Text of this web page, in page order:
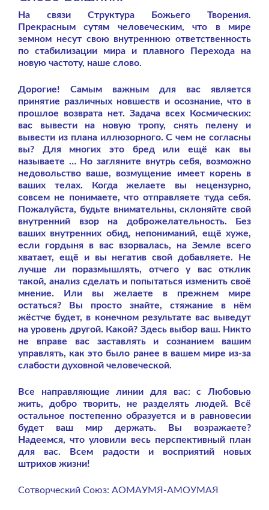
На связи Структура Божьего Творения.
Прекрасным сутям человеческим, что в мире
земном несут свою внутреннюю ответственность
по стабилизации мира и плавного Перехода на
новую частоту, наше слово.
Дорогие! Самым важным для вас является
принятие различных новшеств и осознание, что в
прошлое возврата нет. Задача всех Космических:
вас вывести на новую тропу, снять пелену и
вывести из плана иллюзорного. С чем не согласны
вы? Для многих это бред или ещё как вы
называете … Но загляните внутрь себя, возможно
недовольство ваше, возмущение имеет корень в
ваших телах. Когда желаете вы нецензурно,
совсем не понимаете, что отправляете туда себя.
Пожалуйста, будьте внимательны, склоняйте свой
внутренний взор на доброжелательность. Без
ваших внутренних обид, непониманий, ещё хуже,
если гордыня в вас взорвалась, на Земле всего
хватает, ещё и вы негатив свой добавляете. Не
лучше ли поразмышлять, отчего у вас отклик
такой, анализ сделать и попытаться изменить своё
мнение. Или вы желаете в прежнем мире
остаться? Вы просто знайте, стяжание в нём
жёстче будет, в конечном результате вас выведут
на уровень другой. Какой? Здесь выбор ваш. Никто
не вправе вас заставлять и сознанием вашим
управлять, как это было ранее в вашем мире из-за
слабости духовной человеческой.
Все направляющие линии для вас: с Любовью
жить, добро творить, не разделять людей. Всё
остальное постепенно образуется и в равновесии
будет ваш мир держать. Вы возражаете?
Надеемся, что уловили весь перспективный план
для вас. Всем радости и восприятий новых
штрихов жизни!
Сотворческий Союз: АОМАУМЯ-АМОУМАЯ